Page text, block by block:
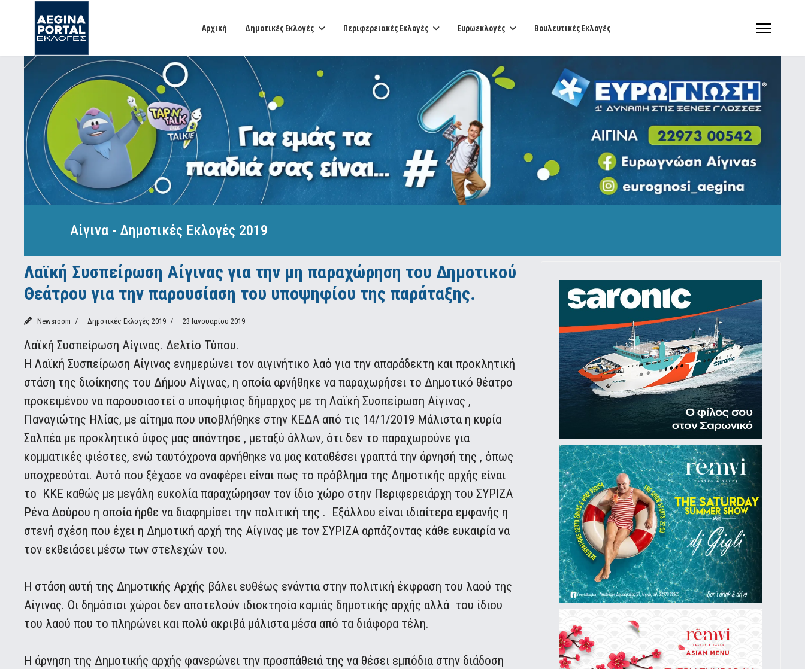
Αρχική Δημοτικές Εκλογές Περιφερειακές Εκλογές Ευρωεκλογές Βουλευτικές Εκλογές
Αίγινα - Δημοτικές Εκλογές 2019
Λαϊκή Συσπείρωση Αίγινας για την μη παραχώρηση του Δημοτικού
Θεάτρου για την παρουσίαση του υποψηφίου της παράταξης.
Newsroom Δημοτικές Εκλογές 2019 23 Ιανουαρίου 2019
Λαϊκή Συσπείρωση Αίγινας. Δελτίο Τύπου.
Η Λαϊκή Συσπείρωση Αίγινας ενημερώνει τον αιγινήτικο λαό για την απαράδεκτη και προκλητική
στάση της διοίκησης του Δήμου Αίγινας, η οποία αρνήθηκε να παραχωρήσει το Δημοτικό θέατρο
προκειμένου να παρουσιαστεί ο υποψήφιος δήμαρχος με τη Λαϊκή Συσπείρωση Αίγινας ,
Παναγιώτης Ηλίας, με αίτημα που υποβλήθηκε στην ΚΕΔΑ από τις 14/1/2019 Μάλιστα η κυρία
Σαλπέα με προκλητικό ύφος μας απάντησε , μεταξύ άλλων, ότι δεν το παραχωρούνε για
κομματικές φιέστες, ενώ ταυτόχρονα αρνήθηκε να μας καταθέσει γραπτά την άρνησή της , όπως
υποχρεούται. Αυτό που ξέχασε να αναφέρει είναι πως το πρόβλημα της Δημοτικής αρχής είναι
το ΚΚΕ καθώς με μεγάλη ευκολία παραχώρησαν τον ίδιο χώρο στην Περιφερειάρχη του ΣΥΡΙΖΑ
Ρένα Δούρου η οποία ήρθε να διαφημίσει την πολιτική της . Εξάλλου είναι ιδιαίτερα εμφανής η
στενή σχέση που έχει η Δημοτική αρχή της Αίγινας με τον ΣΥΡΙΖΑ αρπάζοντας κάθε ευκαιρία να
τον εκθειάσει μέσω των στελεχών του.
Η στάση αυτή της Δημοτικής Αρχής βάλει ευθέως ενάντια στην πολιτική έκφραση του λαού της
Αίγινας. Οι δημόσιοι χώροι δεν αποτελούν ιδιοκτησία καμιάς δημοτικής αρχής αλλά του ίδιου
του λαού που το πληρώνει και πολύ ακριβά μάλιστα μέσα από τα διάφορα τέλη.
Η άρνηση της Δημοτικής αρχής φανερώνει την προσπάθειά της να θέσει εμπόδια στην διάδοση